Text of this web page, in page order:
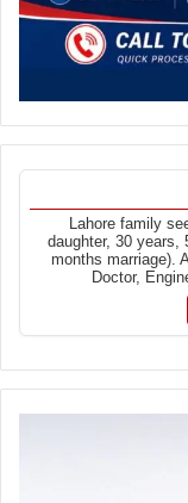
Lahore family
daughter, 30 years,
months marriage).
Doctor,